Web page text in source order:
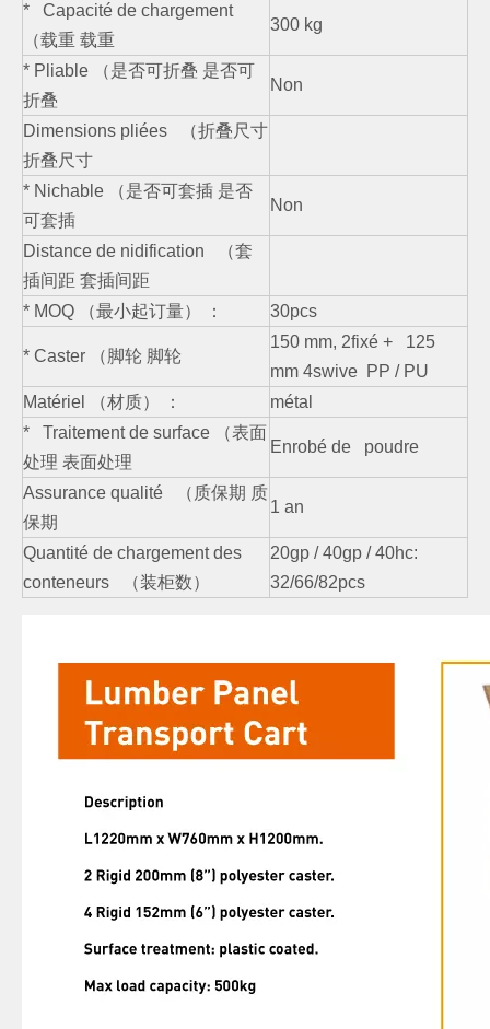
* Capacité de chargement
（载重 载重
300 kg
* Pliable （是否可折叠 是否可
折叠
Non
Dimensions pliées （折叠尺寸
折叠尺寸
* Nichable （是否可套插 是否
可套插
Non
Distance de nidification （套
插间距 套插间距
* MOQ （最小起订量） ：
30pcs
* Caster （脚轮 脚轮
150 mm, 2fixé + 125
mm 4swive PP / PU
Matériel （材质） ：
métal
* Traitement de surface （表面
处理 表面处理
Enrobé de poudre
Assurance qualité （质保期 质
保期
1 an
Quantité de chargement des
conteneurs （装柜数）
20gp / 40gp / 40hc:
32/66/82pcs